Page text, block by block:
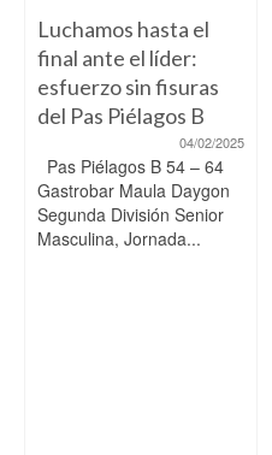
Luchamos hasta el
final ante el líder:
esfuerzo sin fisuras
del Pas Piélagos B
04/02/2025
Pas Piélagos B 54 – 64
Gastrobar Maula Daygon
Segunda División Senior
Masculina, Jornada...